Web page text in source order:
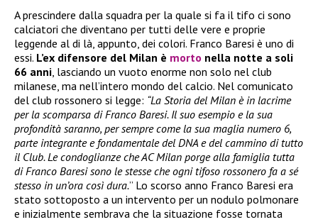
A prescindere dalla squadra per la quale si fa il tifo ci sono
calciatori che diventano per tutti delle vere e proprie
leggende al di là, appunto, dei colori. Franco Baresi è uno di
essi. L’ex difensore del Milan è morto nella notte a soli
66 anni, lasciando un vuoto enorme non solo nel club
milanese, ma nell’intero mondo del calcio. Nel comunicato
del club rossonero si legge: “La Storia del Milan è in lacrime
per la scomparsa di Franco Baresi. Il suo esempio e la sua
profondità saranno, per sempre come la sua maglia numero 6,
parte integrante e fondamentale del DNA e del cammino di tutto
il Club. Le condoglianze che AC Milan porge alla famiglia tutta
di Franco Baresi sono le stesse che ogni tifoso rossonero fa a sé
stesso in un’ora così dura.” Lo scorso anno Franco Baresi era
stato sottoposto a un intervento per un nodulo polmonare
e inizialmente sembrava che la situazione fosse tornata